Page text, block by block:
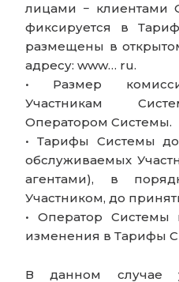
лицами − клиентами
фиксируется в
размещены в
адресу: www… ru.
• Размер
Участникам
Оператором Системы.
• Тарифы Системы
обслуживаемых
агентами), в
Участником, до
• Оператор Системы
изменения в Тарифы
В данном случае